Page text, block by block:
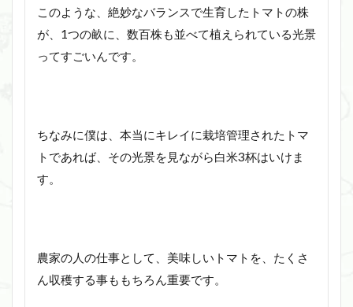
このような、絶妙なバランスで生育したトマトの株
が、1つの畝に、数百株も並べて植えられている光景
ってすごいんです。
ちなみに僕は、本当にキレイに栽培管理されたトマ
トであれば、その光景を見ながら白米3杯はいけま
す。
農家の人の仕事として、美味しいトマトを、たくさ
ん収穫する事ももちろん重要です。